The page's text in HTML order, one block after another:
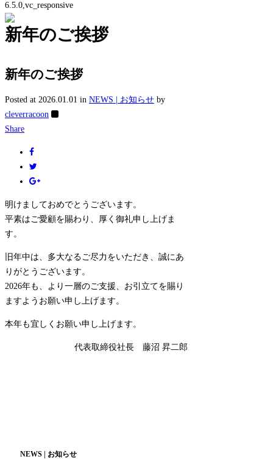
6.5.0,vc_responsive
新年のご挨拶
新年のご挨拶
Posted at 2026.01.01 in NEWS | お知らせ by
cleverracoon
Share
明けましておめでとうございます。
平素はご愛顧を賜わり、厚く御礼申し上げま
す。
旧年中は、多大なるご尽力をいただき、誠にあ
りがとうございます。
2026年も、より一層のご支援、お引立てを賜り
ますようお願い申し上げます。
本年も宜しくお願い申し上げます。
代表取締役社長 藤沼 昇二郎
NEWS | お知らせ